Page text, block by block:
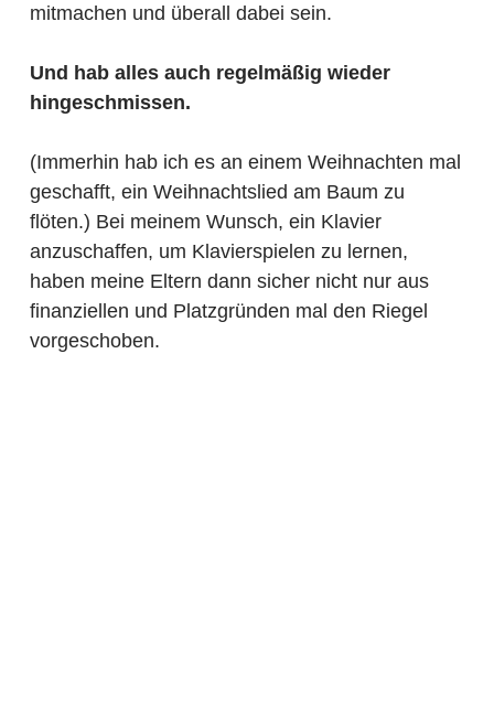
mitmachen und überall dabei sein.
Und hab alles auch regelmäßig wieder
hingeschmissen.
(Immerhin hab ich es an einem Weihnachten mal
geschafft, ein Weihnachtslied am Baum zu
flöten.) Bei meinem Wunsch, ein Klavier
anzuschaffen, um Klavierspielen zu lernen,
haben meine Eltern dann sicher nicht nur aus
finanziellen und Platzgründen mal den Riegel
vorgeschoben.